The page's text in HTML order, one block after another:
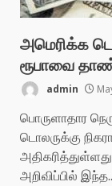
அமெரிக்க
ரூபாவை
admin
பொருளாதார
டொலருக்கு
அறிவிப்பில்